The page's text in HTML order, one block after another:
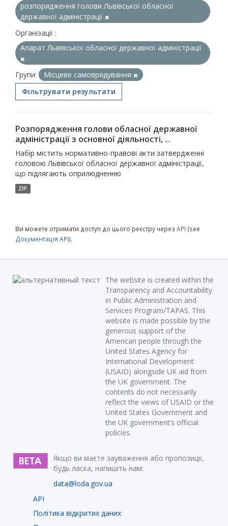
розпорядження голови Львівської обласної
державної адміністрації
Організації :
Апарат Львівської обласної державної адміністрації
Групи:
Місцеве самоврядування
Фільтрувати результати
Розпорядження голови обласної державної
адміністрації з основної діяльності, ...
Набір містить нормативно-правові акти затвердженні
головою Львівської обласної державної адміністрації,
що підлягають оприлюдненню
ZIP
Ви можете отримати доступ до цього реєстру через API (see
Документація API).
The website is created within the
Transparency and Accountability
in Public Administration and
Services Program/TAPAS. This
website is made possible by the
generous support of the
American people through the
United States Agency for
International Development
(USAID) alongside UK aid from
the UK government. The
contents do not necessarily
reflect the views of USAID or the
United States Government and
the UK government’s official
policies.
Якщо ви маєте зауваження або пропозиції,
будь ласка, напишіть нам:
data@loda.gov.ua
API
Політика відкритих даних